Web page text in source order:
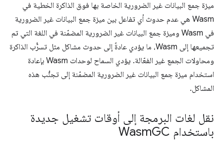
ميزة جمع البيانات غير الضرورية الخاصة بها فوق الذاكرة الخطية في
Wasm هي عدم حدوث أي تفاعل بين ميزة جمع البيانات غير الضرورية
في Wasm وميزة جمع البيانات غير الضرورية المضمّنة في اللغة التي تم
تجميعها إلى Wasm، ما يؤدي عادةً إلى حدوث مشاكل مثل تسرُّب الذاكرة
ومحاولات الجمع غير الفعّالة. يؤدي السماح لوحدات Wasm بإعادة
استخدام ميزة جمع البيانات غير الضرورية المضمّنة إلى تجنُّب هذه
المشاكل.
نقل لغات البرمجة إلى أوقات تشغيل جديدة
باستخدام Wasm GC